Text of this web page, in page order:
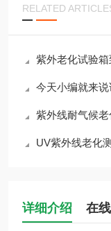
RELATED
紫外老化试验
今天小编就来说说
紫外线耐气候老化
UV紫外线老化
详细介绍 在